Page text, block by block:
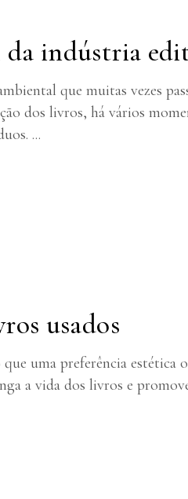
indústria
que muitas vezes
dos livros, há vários
usados
uma preferência estética
a vida dos livros e